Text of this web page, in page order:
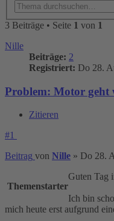
3 Beiträge • Seite 1 von 1
Nille
Beiträge: 2
Registriert: Do 28.
Problem: Motor geht
Zitieren
#1
Beitrag von Nille » Do 28.
Themenstarter
Guten Tag
Ich bin
mich heute erst aufgrund